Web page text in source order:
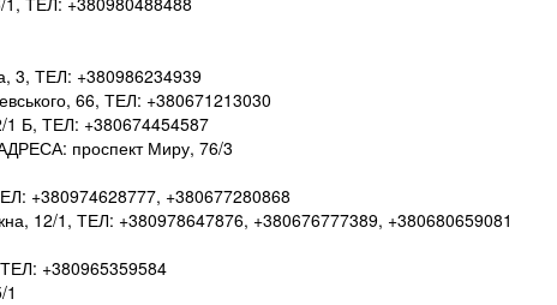
3, ТЕЛ: +380986234939
66, ТЕЛ: +380671213030
1 Б, ТЕЛ: +380674454587
АДРЕСА: проспект Миру, 76/3
+380974628777, +380677280868
12/1, ТЕЛ: +380978647876, +380676777389, +380680659081
+380965359584